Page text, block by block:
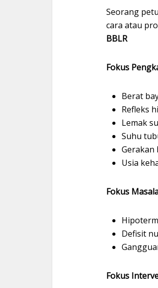
Seorang
cara atau
BBLR
Fokus
Berat
Refleks
Lemak
Suhu
Usia
Fokus
Defisit
Fokus